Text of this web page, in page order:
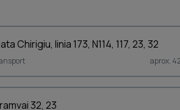
Chirigiu, linia 173, N114, 117, 23, 32
aprox.
32, 23